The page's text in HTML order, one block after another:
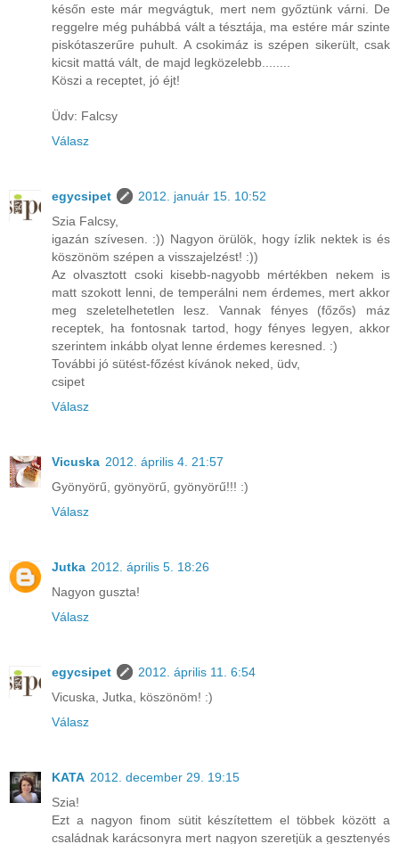
későn este már megvágtuk, mert nem győztünk várni. De
reggelre még puhábbá vált a tésztája, ma estére már szinte
piskótaszerűre puhult. A csokimáz is szépen sikerült, csak
kicsit mattá vált, de majd legközelebb........
Köszi a receptet, jó éjt!
Üdv: Falcsy
Válasz
egycsipet
2012. január 15. 10:52
Szia Falcsy,
igazán szívesen. :)) Nagyon örülök, hogy ízlik nektek is és
köszönöm szépen a visszajelzést! :))
Az olvasztott csoki kisebb-nagyobb mértékben nekem is
matt szokott lenni, de temperálni nem érdemes, mert akkor
meg szeletelhetetlen lesz. Vannak fényes (főzős) máz
receptek, ha fontosnak tartod, hogy fényes legyen, akkor
szerintem inkább olyat lenne érdemes keresned. :)
További jó sütést-főzést kívánok neked, üdv,
csipet
Válasz
Vicuska 2012. április 4. 21:57
Gyönyörű, gyönyörű, gyönyörű!!! :)
Válasz
Jutka 2012. április 5. 18:26
Nagyon guszta!
Válasz
egycsipet
2012. április 11. 6:54
Vicuska, Jutka, köszönöm! :)
Válasz
KATA 2012. december 29. 19:15
Szia!
Ezt a nagyon finom sütit készítettem el többek között a
családnak karácsonyra mert nagyon szeretjük a gesztenyés